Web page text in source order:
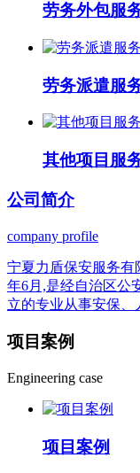
劳务外包服
劳务派遣服
其他项目服
公司简介
company profile
宁夏力盾保安服务有
年6月,是经自治区公
立的专业从事安保、
项目 案例
Engineering case
项目案例